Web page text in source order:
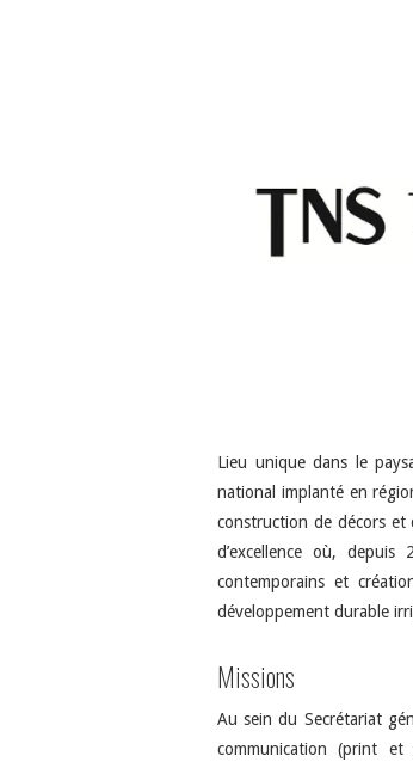
Lieu unique dans le
national implanté en
construction de décors et
d’excellence où,
contemporains et
développement durable
Missions
Au sein du Secrétariat
communication (print